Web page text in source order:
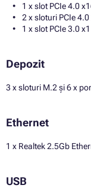
1 x slot PCIe 4.0
2 x sloturi PCIe
1 x slot PCIe 3.0 x1
Depozit
3 x sloturi M.2 și 6 x
Ethernet
1 x Realtek 2.5Gb
USB